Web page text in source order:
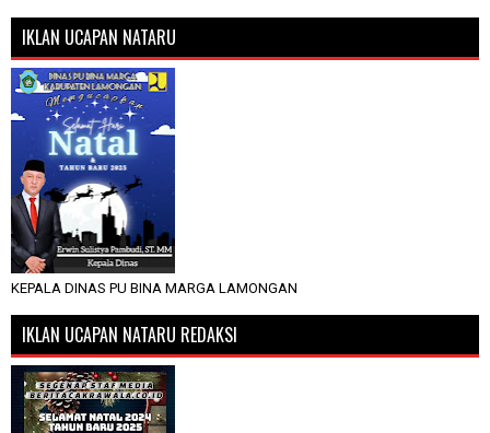
IKLAN UCAPAN NATARU
KEPALA DINAS PU BINA MARGA LAMONGAN
IKLAN UCAPAN NATARU REDAKSI